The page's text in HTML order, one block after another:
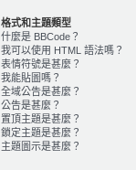
格式和主題類型
什麼是 BBCode？
我可以使用 HTML 語法嗎？
表情符號是甚麼？
我能貼圖嗎？
全域公告是甚麼？
公告是甚麼？
置頂主題是甚麼？
鎖定主題是甚麼？
主題圖示是甚麼？